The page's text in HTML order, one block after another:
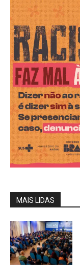
MAIS LIDAS